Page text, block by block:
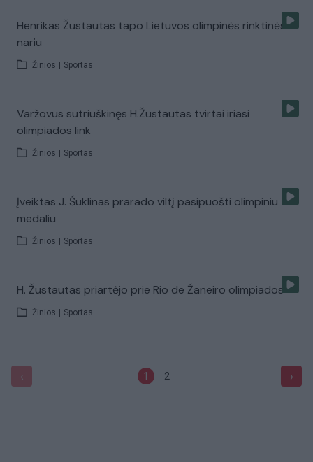
Henrikas Žustautas tapo Lietuvos olimpinės rinktinės
nariu
Žinios Sportas
Varžovus sutriuškinęs H.Žustautas tvirtai iriasi
olimpiados link
Žinios Sportas
Įveiktas J. Šuklinas prarado viltį pasipuošti olimpiniu
medaliu
Žinios Sportas
H. Žustautas priartėjo prie Rio de Žaneiro olimpiados
Žinios Sportas
‹ 1 2 ›